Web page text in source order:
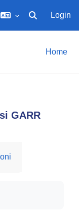
Attiva/
Login
Home
GARR